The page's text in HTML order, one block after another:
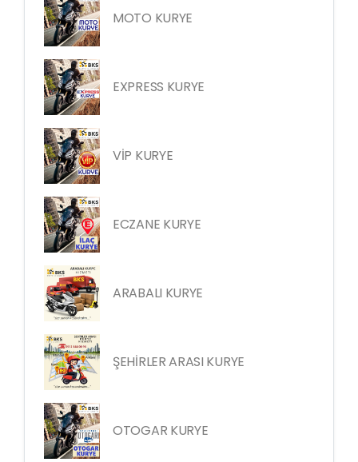
MOTO KURYE
EXPRESS KURYE
VİP KURYE
ECZANE KURYE
ARABALI KURYE
ŞEHİRLER ARASI KURYE
OTOGAR KURYE